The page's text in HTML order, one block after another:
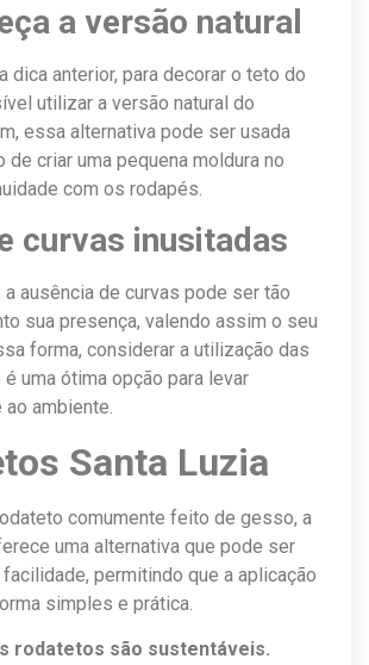
a versão natural
dica anterior, para decorar o teto do
utilizar a versão natural do
essa alternativa pode ser usada
de criar uma pequena moldura no
com os rodapés.
curvas inusitadas
ausência de curvas pode ser tão
sua presença, valendo assim o seu
forma, considerar a utilização das
uma ótima opção para levar
ambiente.
Santa Luzia
comumente feito de gesso, a
uma alternativa que pode ser
permitindo que a aplicação
simples e prática.
rodatetos são sustentáveis.